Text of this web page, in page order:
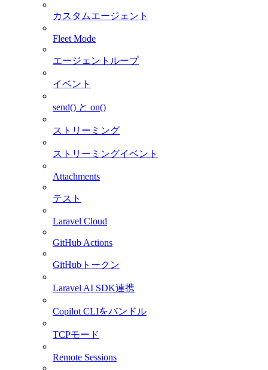
カスタムエージェント
Fleet Mode
エージェントループ
イベント
send() と on()
ストリーミング
ストリーミングイベント
Attachments
テスト
Laravel Cloud
GitHub Actions
GitHubトークン
Laravel AI SDK連携
Copilot CLIをバンドル
TCPモード
Remote Sessions